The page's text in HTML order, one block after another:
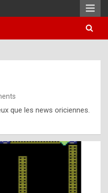
que les news oriciennes.